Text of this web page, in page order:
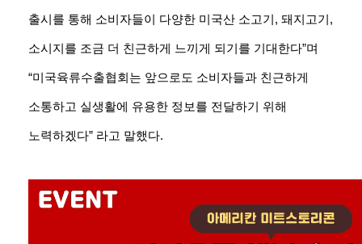
출시를 통해 소비자들이 다양한 미국산 소고기, 돼지고기,
소시지를 조금 더 친근하게 느끼게 되기를 기대한다”며
“미국육류수출협회는 앞으로도 소비자들과 친근하게
소통하고 실생활에 유용한 정보를 전달하기 위해
노력하겠다” 라고 말했다.